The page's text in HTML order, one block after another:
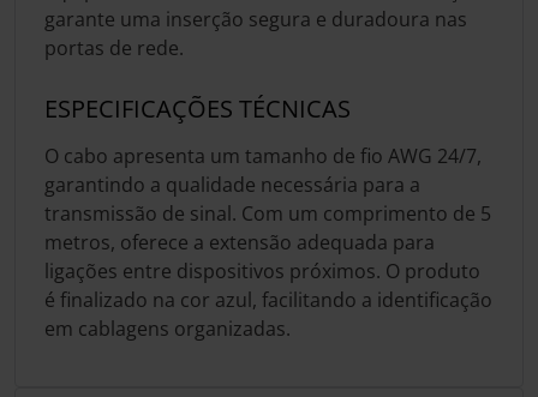
garante uma inserção segura e duradoura nas
portas de rede.
ESPECIFICAÇÕES TÉCNICAS
O cabo apresenta um tamanho de fio AWG 24/7,
garantindo a qualidade necessária para a
transmissão de sinal. Com um comprimento de 5
metros, oferece a extensão adequada para
ligações entre dispositivos próximos. O produto
é finalizado na cor azul, facilitando a identificação
em cablagens organizadas.